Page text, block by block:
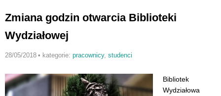
Zmiana godzin otwarcia Biblioteki
Wydziałowej
28/05/2018 • kategorie: pracownicy, studenci
Bibliotek
Wydziałowa